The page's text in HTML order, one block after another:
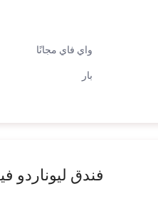
واي فاي مجانًا
بار
فندق ليوناردو